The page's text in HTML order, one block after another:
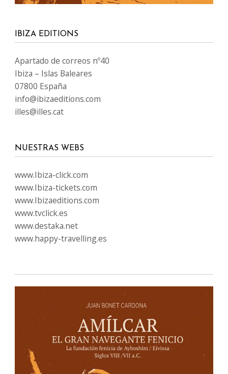
IBIZA EDITIONS
Apartado de correos nº40
Ibiza – Islas Baleares
07800 España
info@ibizaeditions.com
illes@illes.cat
NUESTRAS WEBS
www.Ibiza-click.com
www.Ibiza-tickets.com
www.Ibizaeditions.com
www.tvclick.es
www.destaka.net
www.happy-travelling.es